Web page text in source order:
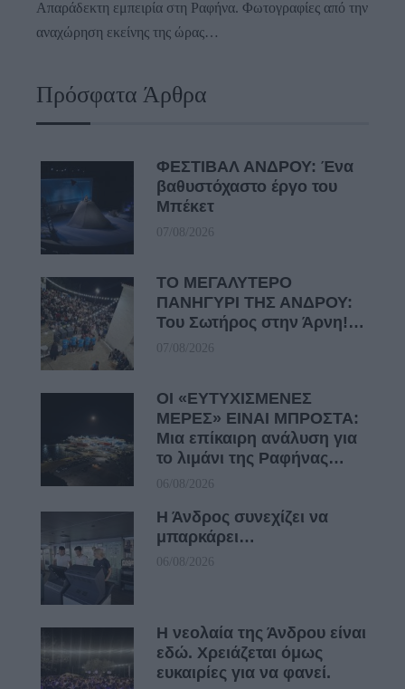
Απαράδεκτη εμπειρία στη Ραφήνα. Φωτογραφίες από την
αναχώρηση εκείνης της ώρας…
Πρόσφατα Άρθρα
ΦΕΣΤΙΒΑΛ ΑΝΔΡΟΥ: Ένα
βαθυστόχαστο έργο του
Μπέκετ
07/08/2026
ΤΟ ΜΕΓΑΛΥΤΕΡΟ
ΠΑΝΗΓΥΡΙ ΤΗΣ ΑΝΔΡΟΥ:
Του Σωτήρος στην Άρνη!…
07/08/2026
ΟΙ «ΕΥΤΥΧΙΣΜΕΝΕΣ
ΜΕΡΕΣ» ΕΙΝΑΙ ΜΠΡΟΣΤΑ:
Μια επίκαιρη ανάλυση για
το λιμάνι της Ραφήνας…
06/08/2026
Η Άνδρος συνεχίζει να
μπαρκάρει…
06/08/2026
Η νεολαία της Άνδρου είναι
εδώ. Χρειάζεται όμως
ευκαιρίες για να φανεί.